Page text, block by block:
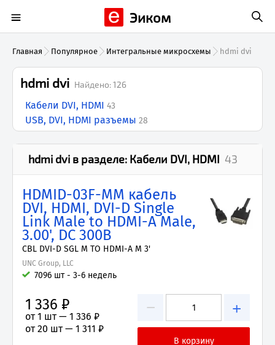
Эиком
Главная Популярное Интегральные микросхемы hdmi dvi
hdmi dvi Найдено:126
Кабели DVI, HDMI 43
USB, DVI, HDMI разъемы 28
hdmi dvi в разделе: Кабели DVI, HDMI 43
HDMID-03F-MM кабель
DVI, HDMI, DVI-D Single
Link Male to HDMI-A Male,
3.00', DC 300В
CBL DVI-D SGL M TO HDMI-A M 3'
UNC Group, LLC
7096 шт - 3-6 недель
− +
1 336 ₽
от 1 шт — 1 336 ₽
от 20 шт — 1 311 ₽